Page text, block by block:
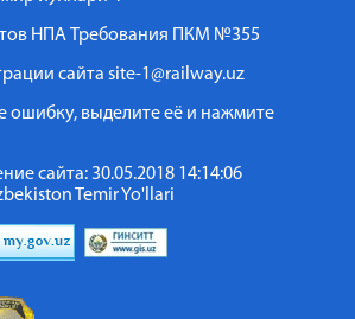
НПАТребования ПКМ №355
сайта site-1@railway.uz
ошибку, выделите её и нажмите
сайта: 30.05.2018 14:14:06
Temir Yo'llari